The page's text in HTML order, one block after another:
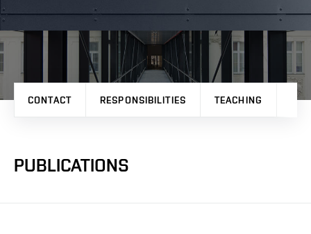
CONTACT RESPONSIBILITIES TEACHING
PUBLICATIONS